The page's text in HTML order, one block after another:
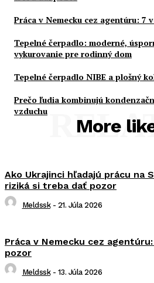
Práca v Nemecku cez agentúru: 7
Tepelné čerpadlo: moderné,
vykurovanie pre rodinný dom
Tepelné čerpadlo NIBE a plošný
Prečo ľudia kombinujú
vzduchu
More
Ako Ukrajinci hľadajú prácu na
riziká si treba dať pozor
Meldssk - 21. Júla 2026
Práca v Nemecku cez
pozor
Meldssk - 13. Júla 2026